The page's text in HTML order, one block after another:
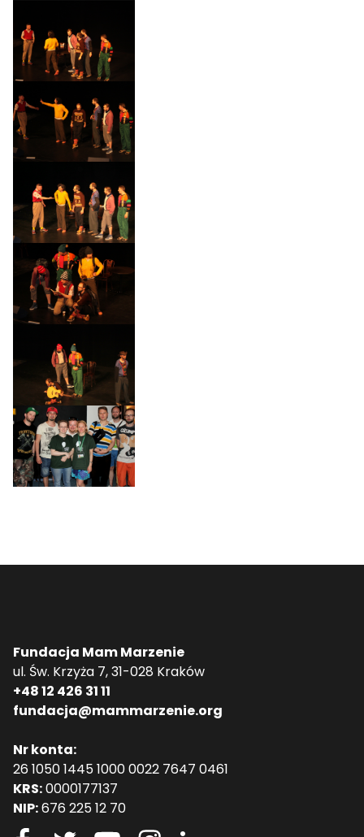
Fundacja Mam Marzenie
ul. Św. Krzyża 7, 31-028 Kraków
+48 12 426 31 11
fundacja@mammarzenie.org
Nr konta:
26 1050 1445 1000 0022 7647 0461
KRS:0000177137
NIP:676 225 12 70